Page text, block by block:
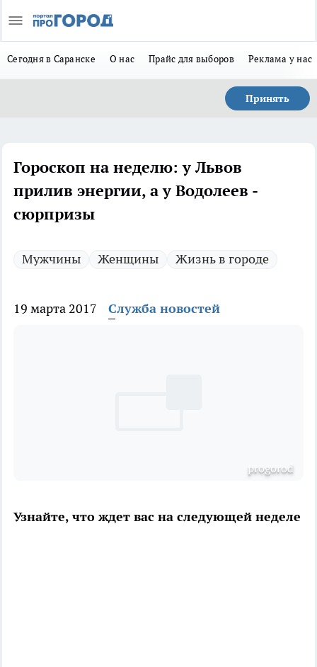
Сегодня в Саранске О нас Прайс для выборов Реклама у нас
Принять
Гороскоп на неделю: у Львов
прилив энергии, а у Водолеев -
сюрпризы
Мужчины Женщины Жизнь в городе
19 марта 2017 Служба новостей
progorod
Узнайте, что ждет вас на следующей неделе